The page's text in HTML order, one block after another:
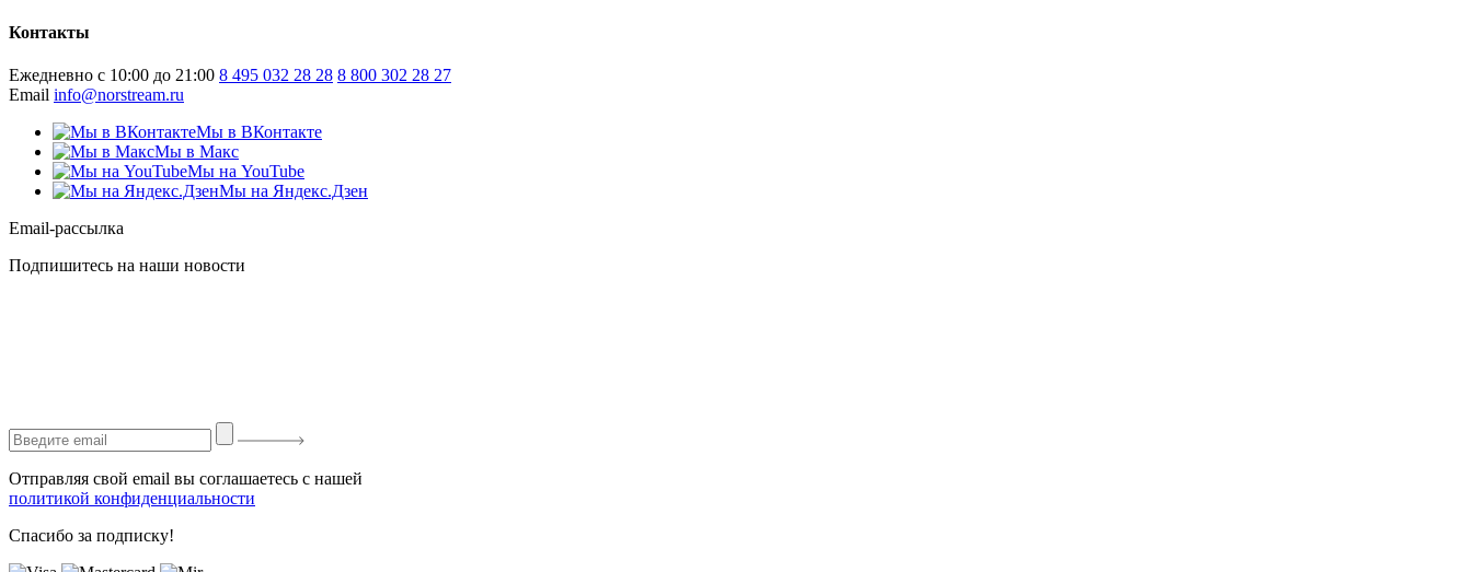
Контакты
Ежедневно с 10:00 до 21:00 8 495 032 28 28 8 800 302 28 27
Email info@norstream.ru
Мы в ВКонтакте
Мы в Макс
Мы на YouTube
Мы на Яндекс.Дзен
Email-рассылка
Подпишитесь на наши новости
Отправляя свой email вы соглашаетесь с нашей
политикой конфиденциальности
Спасибо за подписку!